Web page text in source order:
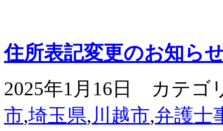
住所表記変更のお知ら
2025年1月16日 カテゴ
市,埼玉県, 川越市,弁護士